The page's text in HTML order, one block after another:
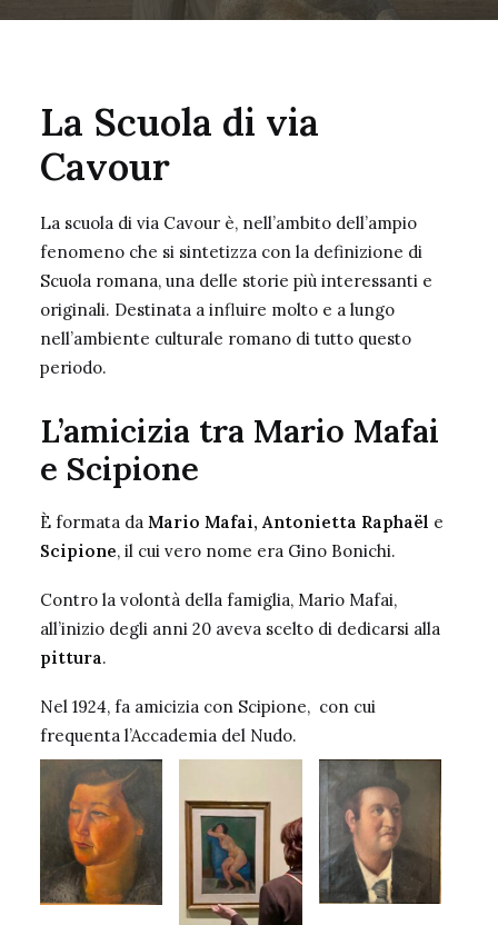
La Scuola di via
Cavour
La scuola di via Cavour è, nell’ambito dell’ampio
fenomeno che si sintetizza con la definizione di
Scuola romana, una delle storie più interessanti e
originali. Destinata a influire molto e a lungo
nell’ambiente culturale romano di tutto questo
periodo.
L’amicizia tra Mario Mafai
e Scipione
È formata da Mario Mafai, Antonietta Raphaël e
Scipione, il cui vero nome era Gino Bonichi.
Contro la volontà della famiglia, Mario Mafai,
all’inizio degli anni 20 aveva scelto di dedicarsi alla
pittura.
Nel 1924, fa amicizia con Scipione, con cui
frequenta l’Accademia del Nudo.